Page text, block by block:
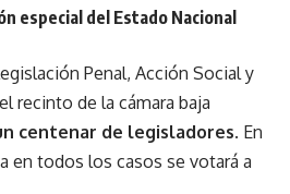
especial del Estado Nacional
Penal, Acción Social y
recinto de la cámara baja
centenar de legisladores. En
en todos los casos se votará a